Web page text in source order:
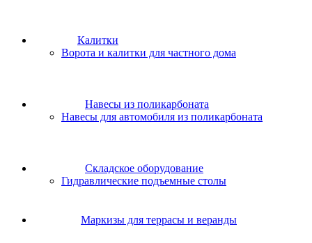
Калитки
Ворота и калитки для частного дома
Навесы из поликарбоната
Навесы для автомобиля из поликарбоната
Складское оборудование
Гидравлические подъемные столы
Маркизы для террасы и веранды